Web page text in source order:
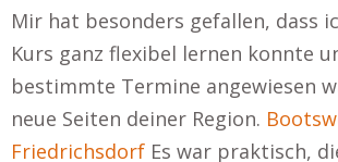
Mir hat besonders gefallen, dass
Kurs ganz flexibel lernen konnte
bestimmte Termine angewiesen
neue Seiten deiner Region.
Friedrichsdorf Es war praktisch,